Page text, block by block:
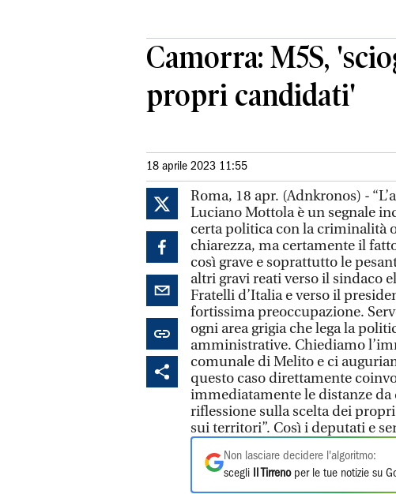
Camorra: M5S,
propri candidati'
18 aprile 2023 11:55
Roma, 18 apr. (Adnkronos) -
Luciano Mottola è un segnale
certa politica con la criminalità
chiarezza, ma certamente il
così grave e soprattutto le
altri gravi reati verso il sindaco
Fratelli d’Italia e verso il
fortissima preoccupazione.
ogni area grigia che lega la
amministrative. Chiediamo
comunale di Melito e ci
questo caso direttamente
immediatamente le distanze da
riflessione sulla scelta dei
sui territori”. Così i deputati e
Non lasciare decidere l'algoritmo:
scegli
Il Tirrenoper le tue notizie su